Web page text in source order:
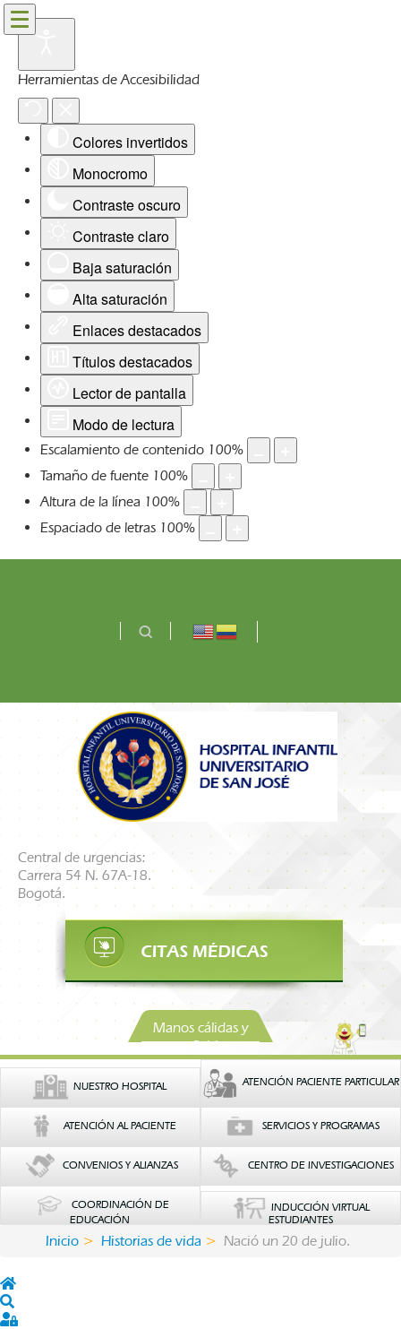
Herramientas de Accesibilidad
Colores invertidos
Monocromo
Contraste oscuro
Contraste claro
Baja saturación
Alta saturación
Enlaces destacados
Títulos destacados
Lector de pantalla
Modo de lectura
Escalamiento de contenido 100%
Tamaño de fuente 100%
Altura de la línea 100%
Espaciado de letras 100%
Central de urgencias:
Carrera 54 N. 67A-18.
Bogotá.
Manos cálidas y
confiables
NUESTRO HOSPITAL ATENCIÓN PACIENTE PARTICULAR
ATENCIÓN AL PACIENTE SERVICIOS Y PROGRAMAS
CONVENIOS Y ALIANZAS CENTRO DE INVESTIGACIONES
COORDINACIÓN DE
EDUCACIÓN
INDUCCIÓN VIRTUAL
ESTUDIANTES
Inicio Historias de vida Nació un 20 de julio.
Home
Sign In